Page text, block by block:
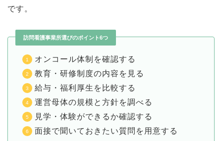
です。
訪問看護事業所選びのポイント6つ
オンコール体制を確認する
教育・研修制度の内容を見る
給与・福利厚生を比較する
運営母体の規模と方針を調べる
見学・体験ができるか確認する
面接で聞いておきたい質問を用意する